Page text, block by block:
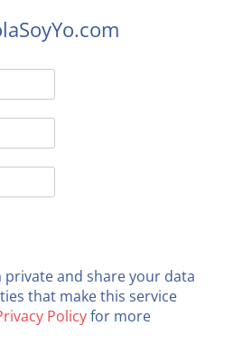
private and share your data
that make this service
Policyfor more